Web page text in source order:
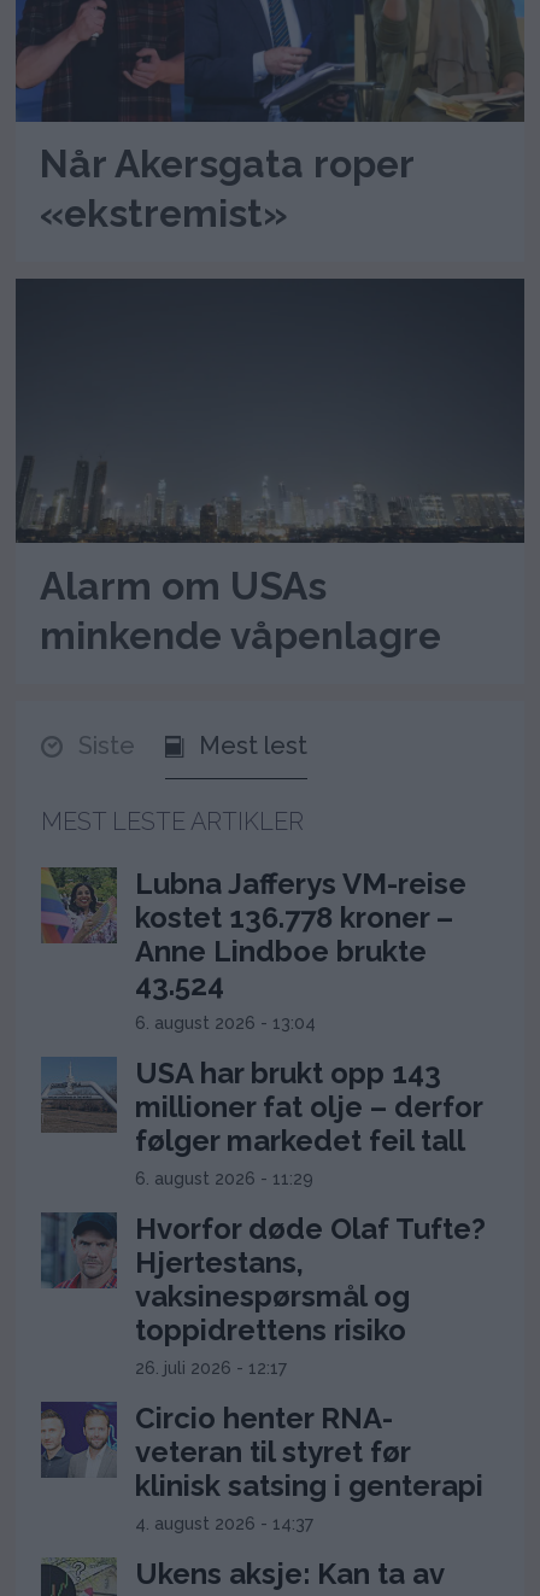
Når Akersgata roper
«ekstremist»
Alarm om USAs
minkende våpenlagre
Siste Mest lest
MEST LESTE ARTIKLER
Lubna Jafferys VM-reise
kostet 136.778 kroner –
Anne Lindboe brukte
43.524
6. august 2026 - 13:04
USA har brukt opp 143
millioner fat olje – derfor
følger markedet feil tall
6. august 2026 - 11:29
Hvorfor døde Olaf Tufte?
Hjertestans,
vaksinespørsmål og
toppidrettens risiko
26. juli 2026 - 12:17
Circio henter RNA-
veteran til styret før
klinisk satsing i genterapi
4. august 2026 - 14:37
Ukens aksje: Kan ta av